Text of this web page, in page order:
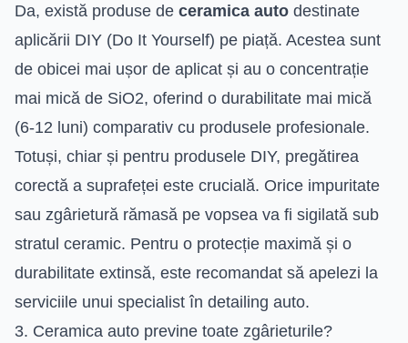
Da, există produse de ceramica auto destinate
aplicării DIY (Do It Yourself) pe piață. Acestea sunt
de obicei mai ușor de aplicat și au o concentrație
mai mică de SiO2, oferind o durabilitate mai mică
(6-12 luni) comparativ cu produsele profesionale.
Totuși, chiar și pentru produsele DIY, pregătirea
corectă a suprafeței este crucială. Orice impuritate
sau zgârietură rămasă pe vopsea va fi sigilată sub
stratul ceramic. Pentru o protecție maximă și o
durabilitate extinsă, este recomandat să apelezi la
serviciile unui specialist în detailing auto.
3. Ceramica auto previne toate zgârieturile?